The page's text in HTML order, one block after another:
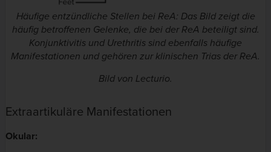
Häufige entzündliche Stellen bei ReA: Das Bild zeigt die
häufig betroffenen Gelenke, die bei der ReA beteiligt sind.
Konjunktivitis und Urethritis sind ebenfalls häufige
Manifestationen und gehören zur klinischen Trias der ReA.
Bild von Lecturio.
Extraartikuläre Manifestationen
Okular: